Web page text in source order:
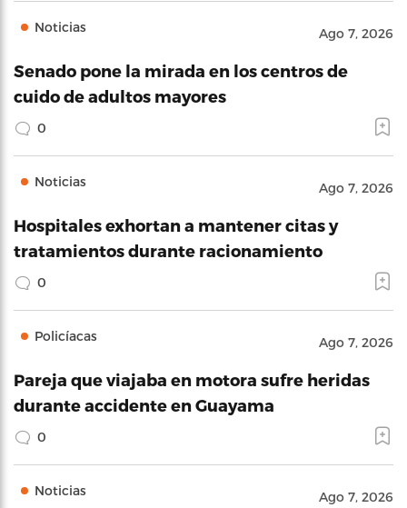
Noticias Ago 7, 2026
Senado pone la mirada en los centros de
cuido de adultos mayores
0
Noticias Ago 7, 2026
Hospitales exhortan a mantener citas y
tratamientos durante racionamiento
0
Policíacas Ago 7, 2026
Pareja que viajaba en motora sufre heridas
durante accidente en Guayama
0
Noticias Ago 7, 2026